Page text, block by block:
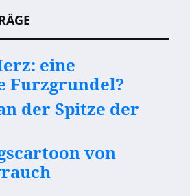
eine
Furzgrundel?
der Spitze der
von